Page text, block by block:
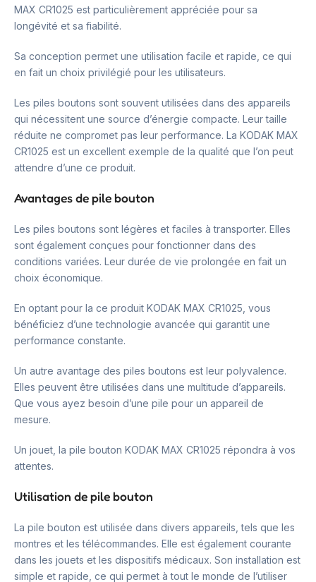
MAX CR1025 est particulièrement appréciée pour sa
longévité et sa fiabilité.
Sa conception permet une utilisation facile et rapide, ce qui
en fait un choix privilégié pour les utilisateurs.
Les piles boutons sont souvent utilisées dans des appareils
qui nécessitent une source d’énergie compacte. Leur taille
réduite ne compromet pas leur performance. La KODAK MAX
CR1025 est un excellent exemple de la qualité que l’on peut
attendre d’une ce produit.
Avantages de pile bouton
Les piles boutons sont légères et faciles à transporter. Elles
sont également conçues pour fonctionner dans des
conditions variées. Leur durée de vie prolongée en fait un
choix économique.
En optant pour la ce produit KODAK MAX CR1025, vous
bénéficiez d’une technologie avancée qui garantit une
performance constante.
Un autre avantage des piles boutons est leur polyvalence.
Elles peuvent être utilisées dans une multitude d’appareils.
Que vous ayez besoin d’une pile pour un appareil de
mesure.
Un jouet, la pile bouton KODAK MAX CR1025 répondra à vos
attentes.
Utilisation de pile bouton
La pile bouton est utilisée dans divers appareils, tels que les
montres et les télécommandes. Elle est également courante
dans les jouets et les dispositifs médicaux. Son installation est
simple et rapide, ce qui permet à tout le monde de l’utiliser